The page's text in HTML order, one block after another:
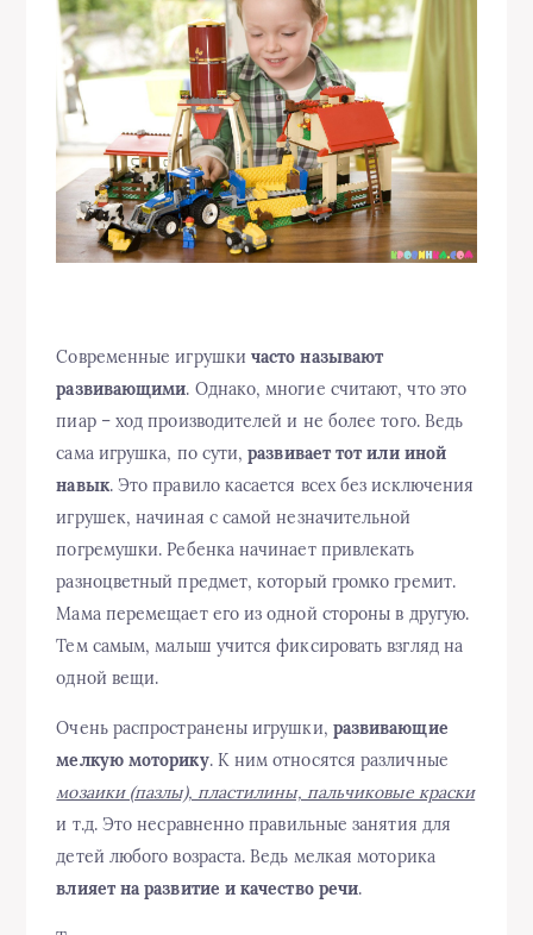
Современные игрушкичасто называют
развивающими. Однако, многие считают, что это
пиар – ход производителей и не более того. Ведь
сама игрушка, по сути,развивает тот или иной
навык. Это правило касается всех без исключения
игрушек, начиная с самой незначительной
погремушки. Ребенка начинает привлекать
разноцветный предмет, который громко гремит.
Мама перемещает его из одной стороны в другую.
Тем самым, малыш учится фиксировать взгляд на
одной вещи.
Очень распространены игрушки, развивающие
мелкую моторику. К ним относятся различные
мозаики (пазлы), пластилины, пальчиковые краски
и т.д. Это несравненно правильные занятия для
детей любого возраста. Ведь мелкая моторика
влияет на развитие и качество речи.